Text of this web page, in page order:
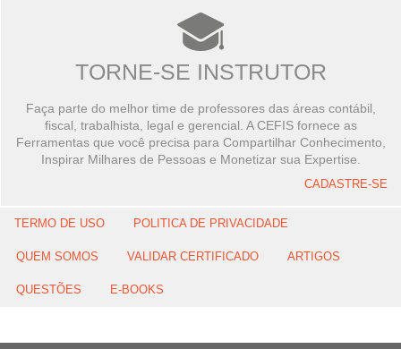
TORNE-SE INSTRUTOR
Faça parte do melhor time de professores das áreas contábil,
fiscal, trabalhista, legal e gerencial. A CEFIS fornece as
Ferramentas que você precisa para Compartilhar Conhecimento,
Inspirar Milhares de Pessoas e Monetizar sua Expertise.
CADASTRE-SE
TERMO DE USO POLITICA DE PRIVACIDADE
QUEM SOMOS VALIDAR CERTIFICADO ARTIGOS
QUESTÕES E-BOOKS